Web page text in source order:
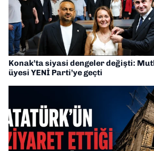
Konak’ta siyasi dengeler değişti:
üyesi YENİ Parti’ye geçti